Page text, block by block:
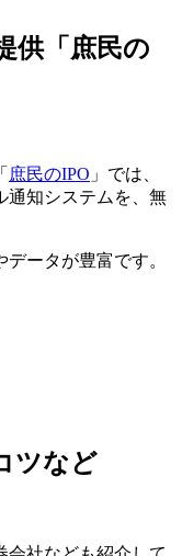
供「庶民の
庶民のIPO 」では、
通知システムを、無
ータが豊富です。
ツなど